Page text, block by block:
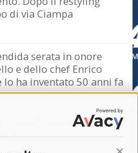
di via Ciampa
serata in onore
e dello chef Enrico
lo ha inventato 50 anni fa
de Giovanni presenta